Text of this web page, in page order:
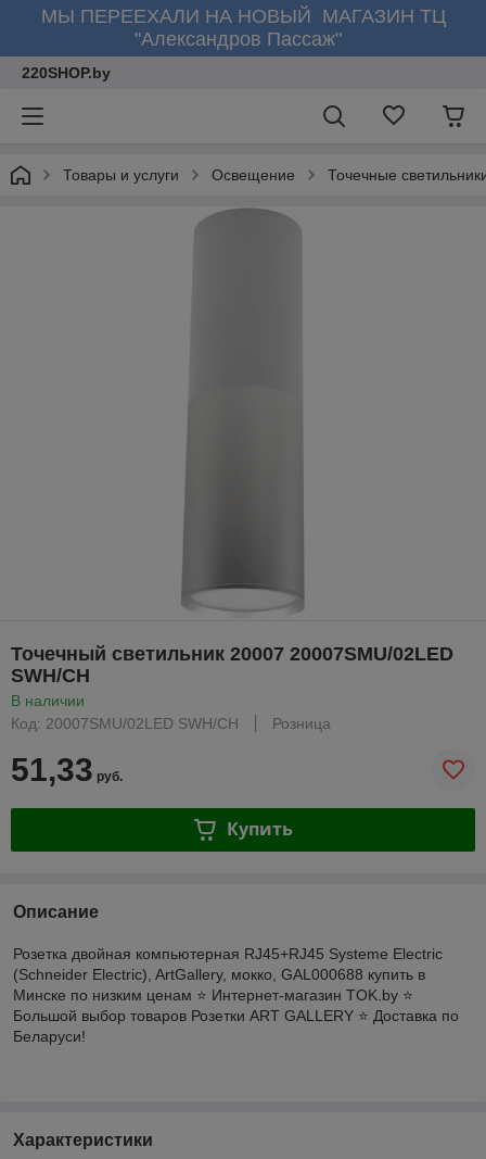
МЫ ПЕРЕЕХАЛИ НА НОВЫЙ МАГАЗИН ТЦ
"Александров Пассаж"
220SHOP.by
Товары и услуги Освещение Точечные
Точечный светильник 20007 20007SMU/02LED
SWH/CH
В наличии
Код: 20007SMU/02LED SWH/CH
Розница
51,33 руб.
Купить
Описание
Розетка двойная компьютерная RJ45+RJ45 Systeme Electric
(Schneider Electric), ArtGallery, мокко, GAL000688 купить в
Минске по низким ценам ⭐️ Интернет-магазин TOK.by ⭐️
Большой выбор товаров Розетки ART GALLERY ⭐️ Доставка по
Беларуси!
Характеристики